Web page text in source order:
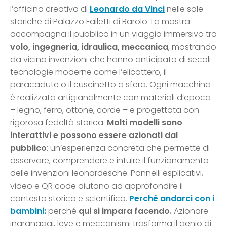
l’officina creativa di Leonardo da Vincinelle sale
storiche di Palazzo Falletti di Barolo. La mostra
accompagna il pubblico in un viaggio immersivo tra
volo, ingegneria, idraulica, meccanica, mostrando
da vicino invenzioni che hanno anticipato di secoli
tecnologie moderne come l’elicottero, il
paracadute o il cuscinetto a sfera. Ogni macchina
è realizzata artigianalmente con materiali d’epoca
– legno, ferro, ottone, corde – e progettata con
rigorosa fedeltà storica. Molti modelli sono
interattivi e possono essere azionati dal
pubblico: un’esperienza concreta che permette di
osservare, comprendere e intuire il funzionamento
delle invenzioni leonardesche. Pannelli esplicativi,
video e QR code aiutano ad approfondire il
contesto storico e scientifico. Perché andarci con i
bambini:perché qui si impara facendo.Azionare